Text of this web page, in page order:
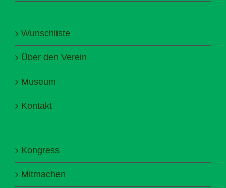
Wunschliste
Über den Verein
Museum
Kontakt
Kongress
Mitmachen